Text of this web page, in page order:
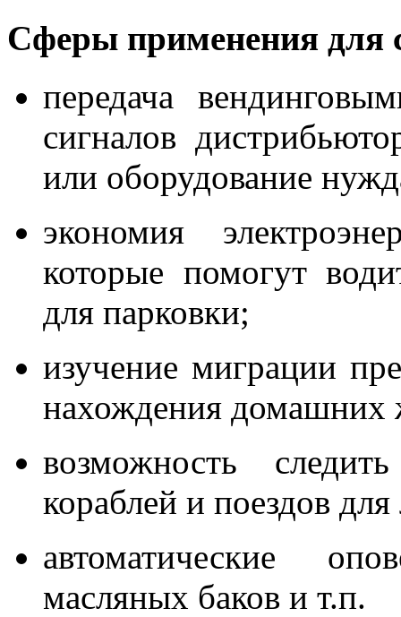
Сферы применения для
передача
сигналов
или оборудование
экономия
которые помогут
для парковки;
изучение миграции
нахождения домашних
возможность
кораблей и поездов для
автоматические
масляных баков и т.п.